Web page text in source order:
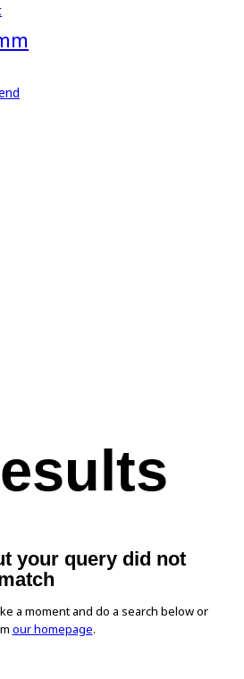
your query did not
a moment and do a search below or
our homepage.